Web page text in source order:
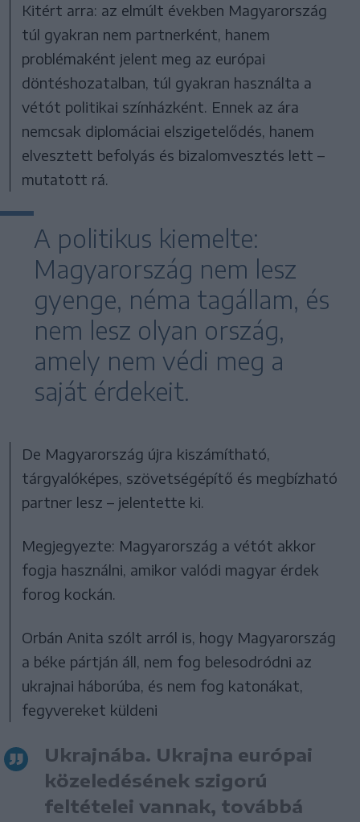
Kitért arra: az elmúlt években Magyarország
túl gyakran nem partnerként, hanem
problémaként jelent meg az európai
döntéshozatalban, túl gyakran használta a
vétót politikai színházként. Ennek az ára
nemcsak diplomáciai elszigetelődés, hanem
elvesztett befolyás és bizalomvesztés lett –
mutatott rá.
A politikus kiemelte:
Magyarország nem lesz
gyenge, néma tagállam, és
nem lesz olyan ország,
amely nem védi meg a
saját érdekeit.
De Magyarország újra kiszámítható,
tárgyalóképes, szövetségépítő és megbízható
partner lesz – jelentette ki.
Megjegyezte: Magyarország a vétót akkor
fogja használni, amikor valódi magyar érdek
forog kockán.
Orbán Anita szólt arról is, hogy Magyarország
a béke pártján áll, nem fog belesodródni az
ukrajnai háborúba, és nem fog katonákat,
fegyvereket küldeni
Ukrajnába. Ukrajna európai
közeledésének szigorú
feltételei vannak, továbbá